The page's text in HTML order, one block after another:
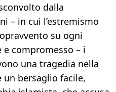
dalla
– in cui l’estremismo
su ogni
compromesso – i
una tragedia nella
un bersaglio facile,